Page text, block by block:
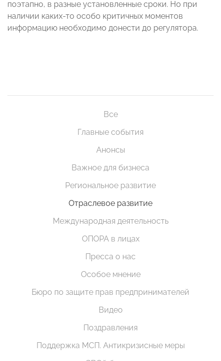
поэтапно, в разные установленные сроки. Но при
наличии каких-то особо критичных моментов
информацию необходимо донести до регулятора.
Все
Главные события
Анонсы
Важное для бизнеса
Региональное развитие
Отраслевое развитие
Международная деятельность
ОПОРА в лицах
Пресса о нас
Особое мнение
Бюро по защите прав предпринимателей
Видео
Поздравления
Поддержка МСП. Антикризисные меры